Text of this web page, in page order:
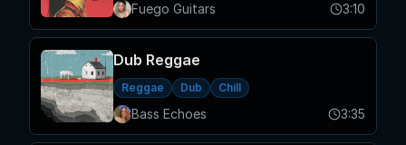
Fuego Guitars 3:10
Dub Reggae
Reggae Dub Chill
Bass Echoes 3:35